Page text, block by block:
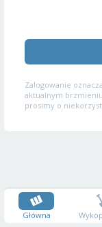
Zalogowanie
aktualnym
prosimy o
Główna